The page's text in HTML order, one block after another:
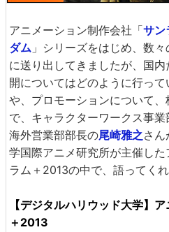
アニメーション制作会社「サン
ダム 」シリーズをはじめ、数
に送り出してきましたが、国
開についてはどのように行っ
や、プロモーションについて
で、キャラクターワークス事
海外営業部部長の尾崎雅之さ
学国際アニメ研究所が主催し
ラム＋2013の中で、語ってくれ
【デジタルハリウッド大学】
＋2013